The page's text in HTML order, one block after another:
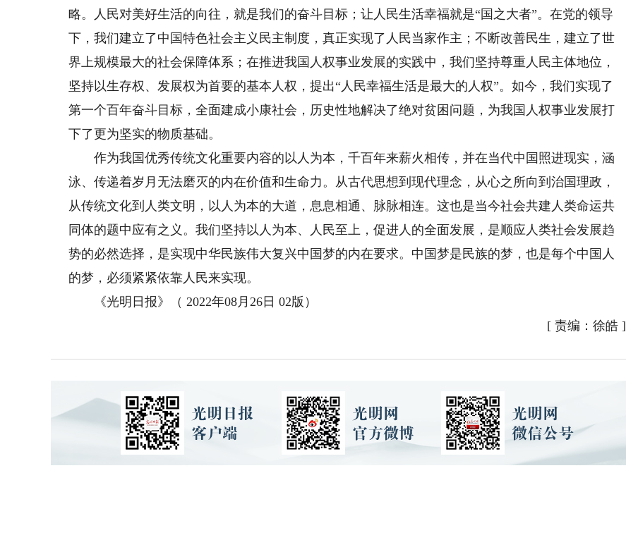
略。人民对美好生活的向往，就是我们的奋斗目标；让人民生活幸福就是“国之大者”。在党的领导
下，我们建立了中国特色社会主义民主制度，真正实现了人民当家作主；不断改善民生，建立了世
界上规模最大的社会保障体系；在推进我国人权事业发展的实践中，我们坚持尊重人民主体地位，
坚持以生存权、发展权为首要的基本人权，提出“人民幸福生活是最大的人权”。如今，我们实现了
第一个百年奋斗目标，全面建成小康社会，历史性地解决了绝对贫困问题，为我国人权事业发展打
下了更为坚实的物质基础。
作为我国优秀传统文化重要内容的以人为本，千百年来薪火相传，并在当代中国照进现实，涵
泳、传递着岁月无法磨灭的内在价值和生命力。从古代思想到现代理念，从心之所向到治国理政，
从传统文化到人类文明，以人为本的大道，息息相通、脉脉相连。这也是当今社会共建人类命运共
同体的题中应有之义。我们坚持以人为本、人民至上，促进人的全面发展，是顺应人类社会发展趋
势的必然选择，是实现中华民族伟大复兴中国梦的内在要求。中国梦是民族的梦，也是每个中国人
的梦，必须紧紧依靠人民来实现。
《光明日报》（ 2022年08月26日 02版）
[ 责编：徐皓]